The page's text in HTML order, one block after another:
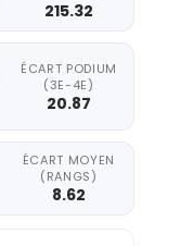
215.32
ÉCART PODIUM
(3E-4E)
20.87
ÉCART MOYEN
(RANGS)
8.62